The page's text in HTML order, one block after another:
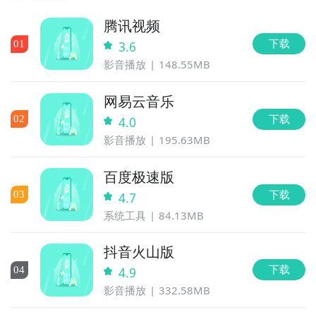
01
腾讯视频
3.6
影音播放 148.55MB
下载
02
网易云音乐
4.0
影音播放 195.63MB
下载
03
百度极速版
4.7
系统工具 84.13MB
下载
04
抖音火山版
4.9
影音播放 332.58MB
下载